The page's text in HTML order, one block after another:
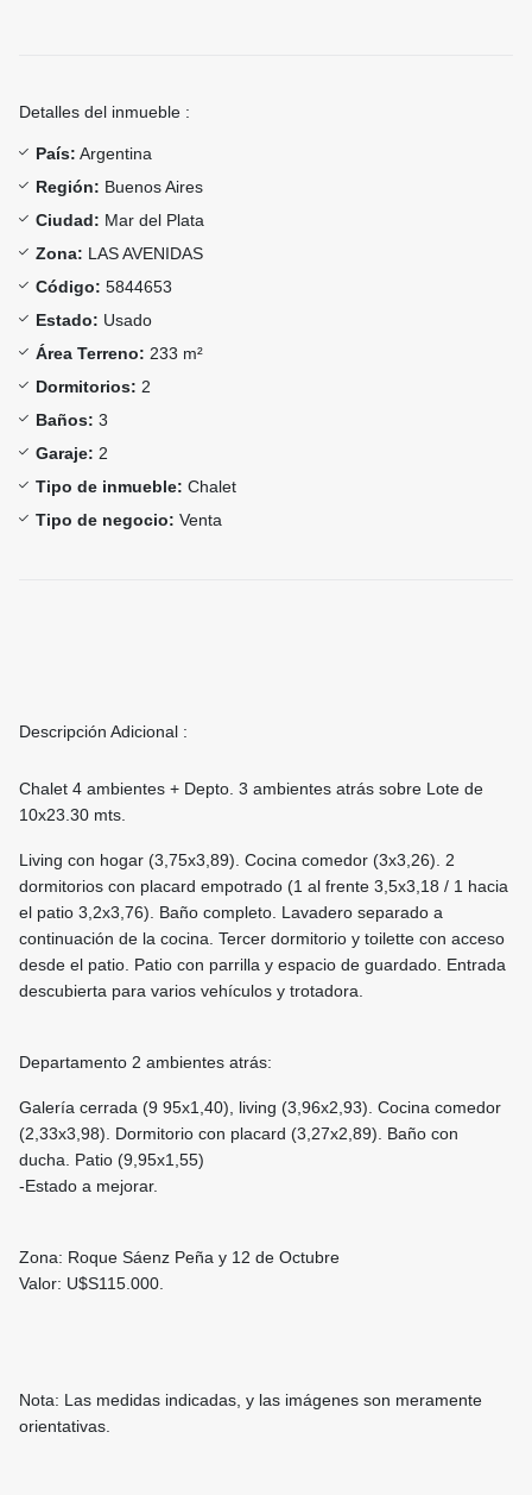
Detalles del inmueble :
País: Argentina
Región: Buenos Aires
Ciudad: Mar del Plata
Zona: LAS AVENIDAS
Código: 5844653
Estado: Usado
Área Terreno: 233 m²
Dormitorios: 2
Baños: 3
Garaje: 2
Tipo de inmueble: Chalet
Tipo de negocio: Venta
Descripción Adicional :
Chalet 4 ambientes + Depto. 3 ambientes atrás sobre Lote de
10x23.30 mts.
Living con hogar (3,75x3,89). Cocina comedor (3x3,26). 2
dormitorios con placard empotrado (1 al frente 3,5x3,18 / 1 hacia
el patio 3,2x3,76). Baño completo. Lavadero separado a
continuación de la cocina. Tercer dormitorio y toilette con acceso
desde el patio. Patio con parrilla y espacio de guardado. Entrada
descubierta para varios vehículos y trotadora.
Departamento 2 ambientes atrás:
Galería cerrada (9 95x1,40), living (3,96x2,93). Cocina comedor
(2,33x3,98). Dormitorio con placard (3,27x2,89). Baño con
ducha. Patio (9,95x1,55)
-Estado a mejorar.
Zona: Roque Sáenz Peña y 12 de Octubre
Valor: U$S115.000.
Nota: Las medidas indicadas, y las imágenes son meramente
orientativas.